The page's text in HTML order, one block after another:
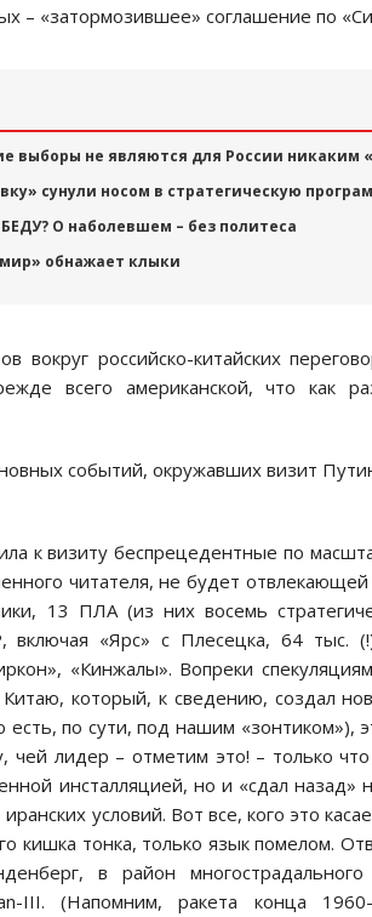
– «затормозившее» соглашение по
выборы не являются для России никаким
сунули носом в стратегическую
О наболевшем – без политеса
обнажает клыки
вокруг российско-китайских
всего американской, что как
событий, окружавших визит
к визиту беспрецедентные по
читателя, не будет
13 ПЛА (из них восемь
«Ярс» с Плесецка, 64 тыс.
«Кинжалы». Вопреки
Китаю, который, к сведению, создал
по сути, под нашим «зонтиком»),
лидер – отметим это! – только
инсталляцией, но и «сдал назад»
условий. Вот все, кого это
кишка тонка, только язык помелом.
в район
III. (Напомним, ракета конца